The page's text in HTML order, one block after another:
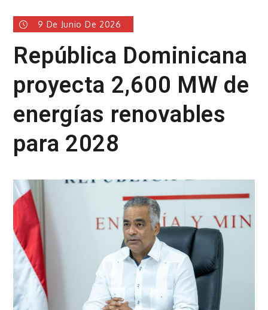
9 De Junio De 2026
República Dominicana
proyecta 2,600 MW de
energías renovables
para 2028